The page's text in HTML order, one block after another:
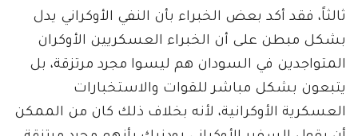
ثالثاً، فقد أكد بعض الخبراء بأن النفي الأوكراني يدل
بشكل مبطن على أن الخبراء العسكريين الأوكران
المتواجدين في السودان هم ليسوا مجرد مرتزقة، بل
يتبعون بشكل مباشر للقوات والاستخبارات
العسكرية الأوكرانية، لأنه بخلاف ذلك كان من الممكن